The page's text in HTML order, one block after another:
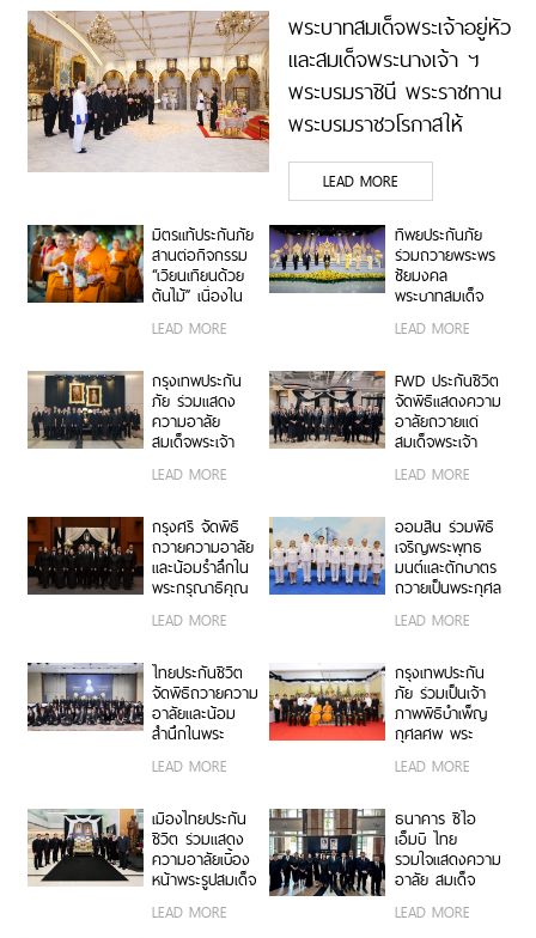
พระบาทสมเด็จพระเจ้าอยู่หัว
และสมเด็จพระนางเจ้า ฯ
พระบรมราชินี พระราชทาน
พระบรมราชวโรกาสให้
คณะกรรมการ ธนาคาร
กรุงเทพ จำกัด (มหาชน)
เฝ้าทูลละอองธุลีพระบาท
ถวายพระพรชัยมงคล
LEAD MORE
มิตรแท้ประกันภัย
สานต่อกิจกรรม
“เวียนเทียนด้วย
ต้นไม้” เนื่องใน
วันอาสาฬหบูชา
ณ วัดอรุณ
สืบสานพระพุทธ
ศาสนา ส่งเสริม
การทำบุญวิถีใหม่
เพื่อสิ่งแวดล้อมที่
LEAD MORE
ทิพยประกันภัย
ร่วมถวายพระพร
ชัยมงคล
พระบาทสมเด็จ
พระปรเมนทร
รามาธิบดีศรีสิน
กรณ พระวชิร
เกล้าเจ้าอยู่หัว
LEAD MORE
กรุงเทพประกัน
ภัย ร่วมแสดง
ความอาลัย
สมเด็จพระเจ้า
ลูกเธอ เจ้าฟ้าพัช
รกิติยาภา นเรนทิ
หลวงราชสาริณี
สิริพัชร มหาวัชร
ราชธิดา
LEAD MORE
FWD ประกันชีวิต
จัดพิธีแสดงความ
อาลัยถวายแด่
สมเด็จพระเจ้า
ลูกเธอ เจ้าฟ้าพัช
รกิติยาภา นเรนทิ
หลวงราชสาริณี
สิริพัชร มหาวัชร
ราชธิดา
LEAD MORE
กรุงศรี จัดพิธี
ถวายความอาลัย
และน้อมรำลึกใน
พระกรุณาธิคุณ
สมเด็จพระเจ้า
ลูกเธอ เจ้าฟ้าพัช
ราเทพยวดี กรม
หลวงราชสาริณี
สิริพัชร มหาวัชร
ราชธิดา
LEAD MORE
ออมสิน ร่วมพิธี
เจริญพระพุทธ
มนต์และตักบาตร
ถวายเป็นพระกุศล
เนื่องในโอกาส
ฉลองพระชนมายุ
สมเด็จพระ
สังฆราช
LEAD MORE
ไทยประกันชีวิต
จัดพิธีถวายความ
อาลัยและน้อม
สำนึกในพระ
กรุณาธิคุณอันหา
ที่สุดมิได้ ถวาย
ลูกเธอ เจ้าฟ้าพัช
รกิติยาภา นเรนทิ
ราเทพยวดี กรม
หลวงราชสาริณี
สิริพัชร มหาวัชร
ราชธิดา
LEAD MORE
กรุงเทพประกัน
ภัย ร่วมเป็นเจ้า
ภาพพิธีบำเพ็ญ
กุศลศพ พระ
พรหมวชิรสุธี
อดีตเจ้าอาวาสวัด
กาญจนาภิเษก
LEAD MORE
เมืองไทยประกัน
ชีวิต ร่วมแสดง
ความอาลัยเบื้อง
หน้าพระรูปสมเด็จ
พระเจ้าลูกเธอ
เจ้าฟ้าพัชรกิติยา
LEAD MORE
ธนาคาร ซีไอ
เอ็มบี ไทย
รวมใจแสดงความ
อาลัย สมเด็จ
พระเจ้าลูกเธอ
เจ้าฟ้าพัชรกิติยา
LEAD MORE